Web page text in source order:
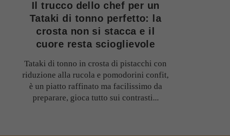
Il trucco dello chef per un
Tataki di tonno perfetto: la
crosta non si stacca e il
cuore resta scioglievole
Tataki di tonno in crosta di pistacchi con
riduzione alla rucola e pomodorini confit,
è un piatto raffinato ma facilissimo da
preparare, gioca tutto sui contrasti...